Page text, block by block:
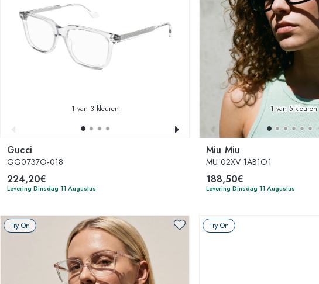
1 van 3 kleuren
Gucci
GG0737O-018
224,20€
Levering Dinsdag 11 Augustus
1 van 5 kleuren
Miu Miu
MU 02XV 1AB1O1
188,50€
Levering Dinsdag 11 Augustus
Try On Try On